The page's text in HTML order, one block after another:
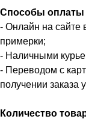
Способы оплаты
- Онлайн на сайте
примерки;
- Наличными
- Переводом с
получении заказа
Количество